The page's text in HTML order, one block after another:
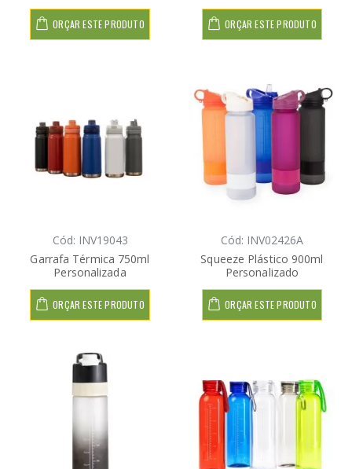
ORÇAR ESTE PRODUTO ORÇAR ESTE PRODUTO
Cód: INV19043
Garrafa Térmica 750ml
Personalizada
ORÇAR ESTE PRODUTO
Cód: INV02426A
Squeeze Plástico 900ml
Personalizado
ORÇAR ESTE PRODUTO